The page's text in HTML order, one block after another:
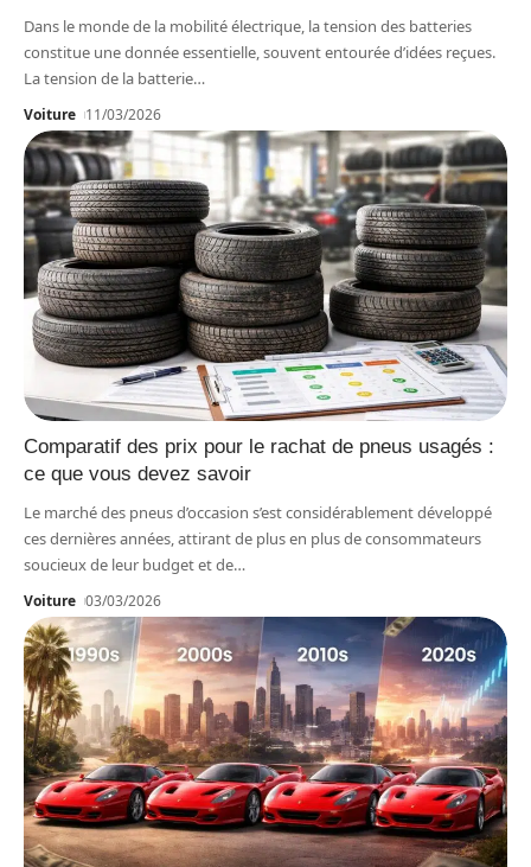
Dans le monde de la mobilité électrique, la tension des batteries
constitue une donnée essentielle, souvent entourée d’idées reçues.
La tension de la batterie…
Voiture 11/03/2026
Comparatif des prix pour le rachat de pneus usagés :
ce que vous devez savoir
Le marché des pneus d’occasion s’est considérablement développé
ces dernières années, attirant de plus en plus de consommateurs
soucieux de leur budget et de…
Voiture 03/03/2026